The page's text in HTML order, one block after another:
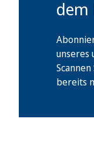
dem
unseres
bereits